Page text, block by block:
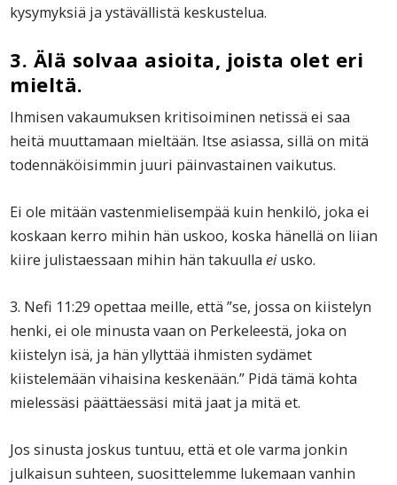
kysymyksiä ja ystävällistä keskustelua.
3. Älä solvaa asioita, joista olet eri
mieltä.
Ihmisen vakaumuksen kritisoiminen netissä ei saa
heitä muuttamaan mieltään. Itse asiassa, sillä on mitä
todennäköisimmin juuri päinvastainen vaikutus.
Ei ole mitään vastenmielisempää kuin henkilö, joka ei
koskaan kerro mihin hän uskoo, koska hänellä on liian
kiire julistaessaan mihin hän takuullaeiusko.
3. Nefi 11:29 opettaa meille, että ”se, jossa on kiistelyn
henki, ei ole minusta vaan on Perkeleestä, joka on
kiistelyn isä, ja hän yllyttää ihmisten sydämet
kiistelemään vihaisina keskenään.” Pidä tämä kohta
mielessäsi päättäessäsi mitä jaat ja mitä et.
Jos sinusta joskus tuntuu, että et ole varma jonkin
julkaisun suhteen, suosittelemme lukemaan vanhin